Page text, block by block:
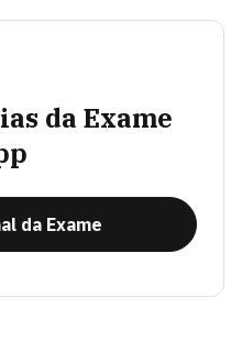
da Exame
da Exame